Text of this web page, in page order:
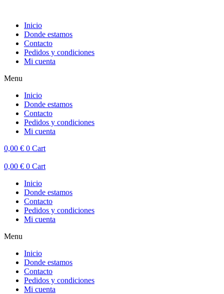
Inicio
Donde estamos
Contacto
Pedidos y condiciones
Mi cuenta
Menu
Inicio
Donde estamos
Contacto
Pedidos y condiciones
Mi cuenta
0,00 € 0 Cart
0,00 € 0 Cart
Inicio
Donde estamos
Contacto
Pedidos y condiciones
Mi cuenta
Menu
Inicio
Donde estamos
Contacto
Pedidos y condiciones
Mi cuenta